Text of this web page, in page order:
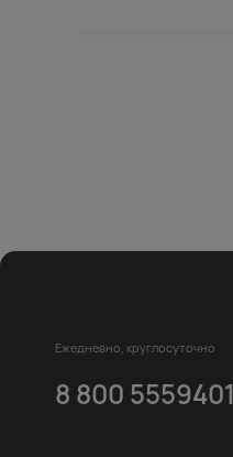
Ежедневно, круглосуточно
8 800 5559401